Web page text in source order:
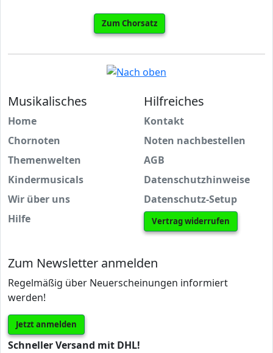
Zum Chorsatz
Musikalisches
Home
Chornoten
Themenwelten
Kindermusicals
Wir über uns
Hilfe
Hilfreiches
Kontakt
Noten nachbestellen
AGB
Datenschutzhinweise
Datenschutz-Setup
Vertrag widerrufen
Zum Newsletter anmelden
Regelmäßig über Neuerscheinungen informiert
werden!
Jetzt anmelden
Schneller Versand mit DHL!